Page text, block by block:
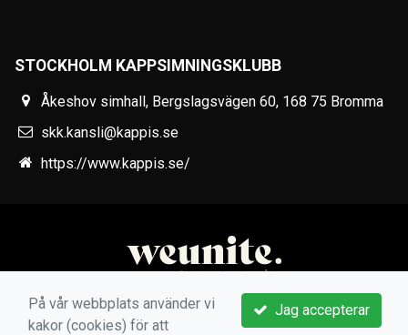
STOCKHOLM KAPPSIMNINGSKLUBB
Åkeshov simhall, Bergslagsvägen 60, 168 75 Bromma
skk.kansli@kappis.se
https://www.kappis.se/
Jag accepterar
På vår webbplats använder vi
kakor (cookies) för att